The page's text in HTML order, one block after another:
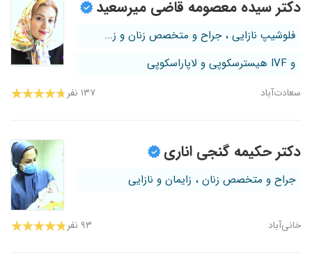
دکتر سیده معصومه قاضی میرسعید
فلوشیپ نازایی ، جراح و متخصص زنان و ز...
و IVF هیسترسکوپی و لاپاراسکوپی
سعادت‌آباد ۱۳۷ نفر
دکتر حکیمه گنجی اناری
جراح و متخصص زنان ، زایمان و نازایی
خانی‌آباد ۹۳ نفر